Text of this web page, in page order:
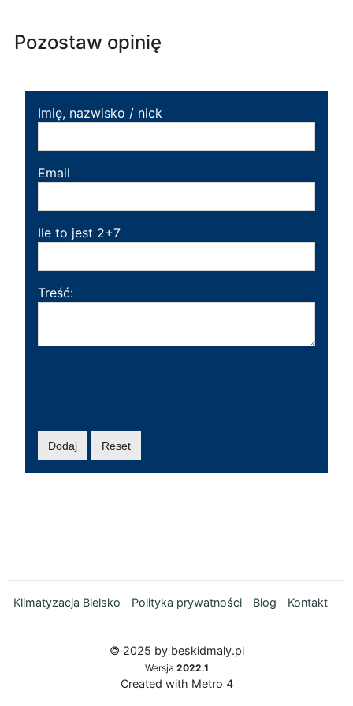
Pozostaw opinię
Imię, nazwisko / nick
Email
Ile to jest 2+7
Treść:
Klimatyzacja Bielsko Polityka prywatności Blog Kontakt
© 2025 by beskidmaly.pl
Wersja 2022.1
Created with Metro 4